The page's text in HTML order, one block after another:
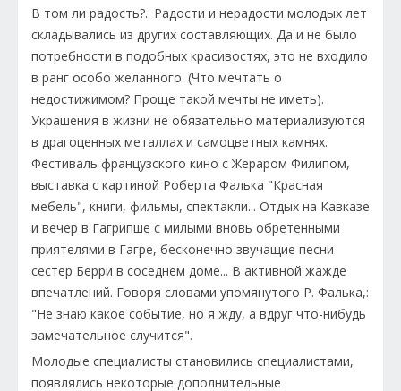
В том ли радость?.. Радости и нерадости молодых лет
складывались из других составляющих. Да и не было
потребности в подобных красивостях, это не входило
в ранг особо желанного. (Что мечтать о
недостижимом? Проще такой мечты не иметь).
Украшения в жизни не обязательно материализуются
в драгоценных металлах и самоцветных камнях.
Фестиваль французского кино с Жераром Филипом,
выставка с картиной Роберта Фалька "Красная
мебель", книги, фильмы, спектакли... Отдых на Кавказе
и вечер в Гагрипше с милыми вновь обретенными
приятелями в Гагре, бесконечно звучащие песни
сестер Берри в соседнем доме... В активной жажде
впечатлений. Говоря словами упомянутого Р. Фалька,:
"Не знаю какое событие, но я жду, а вдруг что-нибудь
замечательное случится".
Молодые специалисты становились специалистами,
появлялись некоторые дополнительные